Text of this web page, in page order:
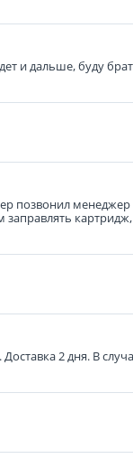
и дальше, буду
позвонил менеджер
2 дня. В